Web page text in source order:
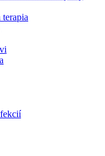
poradenstvo
náhrady funkcie
a navštívte nás.